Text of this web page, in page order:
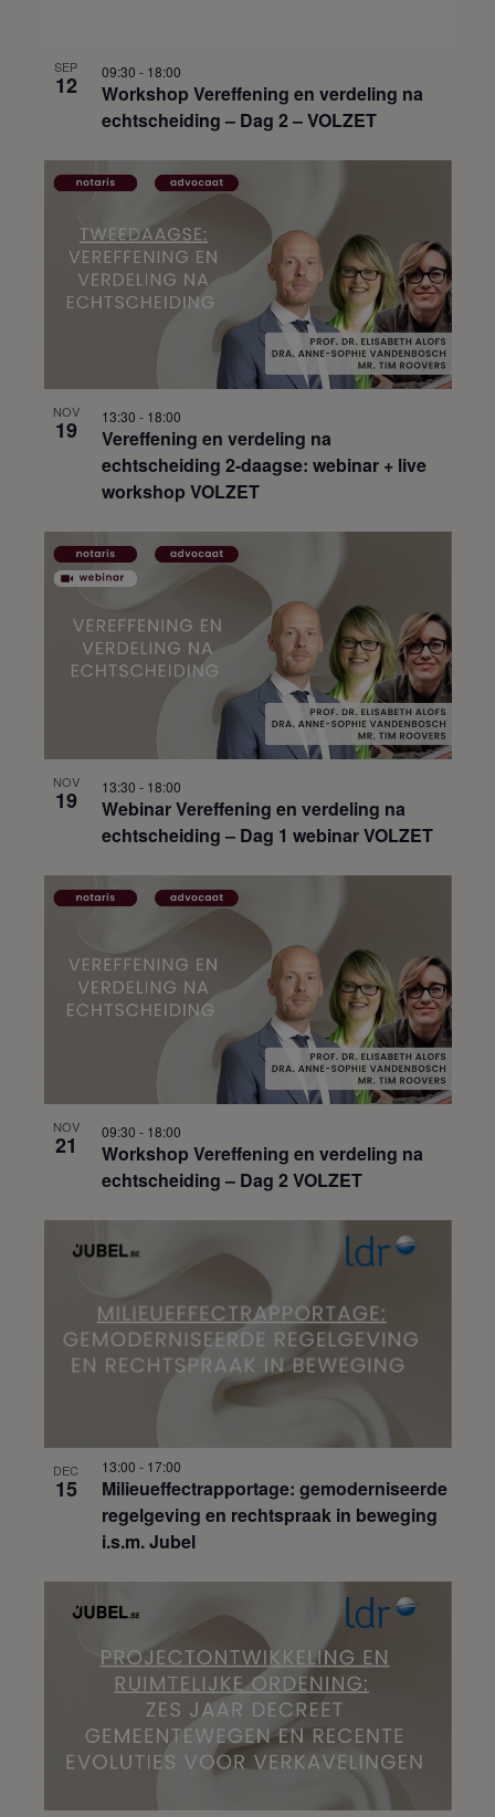
SEP
12
Workshop Vereffening en verdeling na
echtscheiding – Dag 2 – VOLZET
09:30 - 18:00
NOV
19
Vereffening en verdeling na
echtscheiding 2-daagse: webinar + live
workshop VOLZET
13:30 - 18:00
NOV
19
Webinar Vereffening en verdeling na
echtscheiding – Dag 1 webinar VOLZET
13:30 - 18:00
NOV
21
Workshop Vereffening en verdeling na
echtscheiding – Dag 2 VOLZET
09:30 - 18:00
DEC
15
Milieueffectrapportage: gemoderniseerde
regelgeving en rechtspraak in beweging
i.s.m. Jubel
13:00 - 17:00